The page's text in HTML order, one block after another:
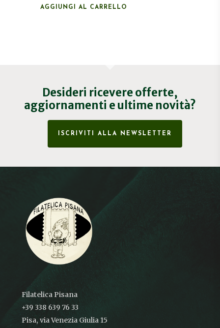
AGGIUNGI AL CARRELLO
Desideri ricevere offerte,
aggiornamenti e ultime novità?
ISCRIVITI ALLA NEWSLETTER
Filatelica Pisana
+39 338 639 76 33
Pisa, via Venezia Giulia 15